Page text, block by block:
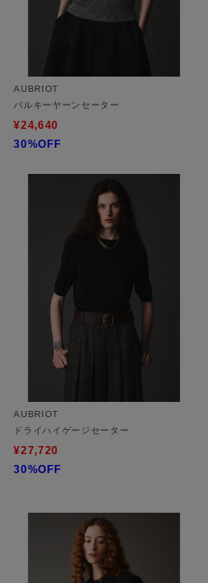
AUBRIOT
バルキーヤーンセーター
¥24,640
30%OFF
AUBRIOT
ドライハイゲージセーター
¥27,720
30%OFF